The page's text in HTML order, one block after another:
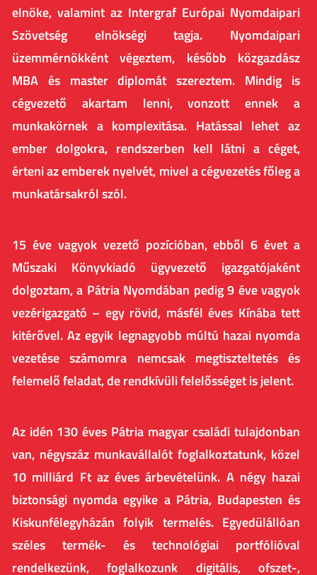
elnöke, valamint az Intergraf Európai Nyomdaipari
Szövetség elnökségi tagja. Nyomdaipari
üzemmérnökként végeztem, később közgazdász
MBA és master diplomát szereztem. Mindig is
cégvezető akartam lenni, vonzott ennek a
munkakörnek a komplexitása. Hatással lehet az
ember dolgokra, rendszerben kell látni a céget,
érteni az emberek nyelvét, mivel a cégvezetés főleg a
munkatársakról szól.
15 éve vagyok vezető pozícióban, ebből 6 évet a
Műszaki Könyvkiadó ügyvezető igazgatójaként
dolgoztam, a Pátria Nyomdában pedig 9 éve vagyok
vezérigazgató – egy rövid, másfél éves Kínába tett
kitérővel. Az egyik legnagyobb múltú hazai nyomda
vezetése számomra nemcsak megtiszteltetés és
felemelő feladat, de rendkívüli felelősséget is jelent.
Az idén 130 éves Pátria magyar családi tulajdonban
van, négyszáz munkavállalót foglalkoztatunk, közel
10 milliárd Ft az éves árbevételünk. A négy hazai
biztonsági nyomda egyike a Pátria, Budapesten és
Kiskunfélegyházán folyik termelés. Egyedülállóan
széles termék- és technológiai portfólióval
rendelkezünk, foglalkozunk digitális, ofszet-,